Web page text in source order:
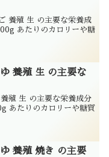
養殖 生 の主要な栄養成
あたりのカロリーや糖
養殖 生 の主要な
養殖 生 の主要な栄養成分
あたりのカロリーや糖質
養殖 焼き の主要